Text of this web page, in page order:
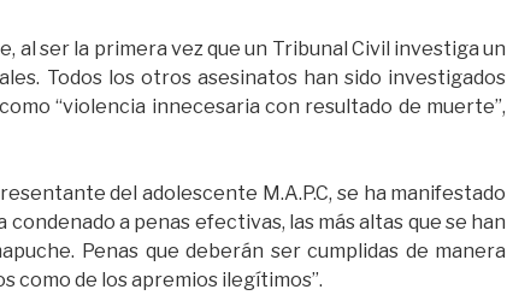
al ser la primera vez que un Tribunal Civil investiga un
Todos los otros asesinatos han sido investigados
“violencia innecesaria con resultado de muerte”,
del adolescente M.A.P.C, se ha manifestado
a penas efectivas, las más altas que se han
Penas que deberán ser cumplidas de manera
como de los apremios ilegítimos”.